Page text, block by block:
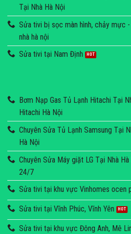
Tại Nhà Hà Nội
Sửa tivi bị sọc màn hình, chảy mực
nhà hà nội
Sửa tivi tại Nam Định
Bơm Nạp Gas Tủ Lạnh Hitachi Tại
Hitachi Hà Nội
Chuyên Sửa Tủ Lạnh Samsung Tại
Hà Nội
Chuyên Sửa Máy giặt LG Tại Nhà Hà
24/7
Sửa tivi tại khu vực Vinhomes ocen
Sửa tivi tại Vĩnh Phúc, Vĩnh Yên
Sửa tivi tại khu vực Đông Anh, Mê